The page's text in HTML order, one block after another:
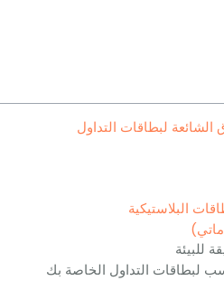
لبطاقات التداول
البلاستيكية
للبيئة
لبطاقات التداول الخاصة بك